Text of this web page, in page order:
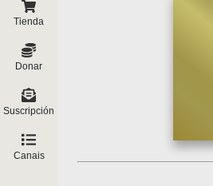
Tienda
Donar
Suscripción
Canais